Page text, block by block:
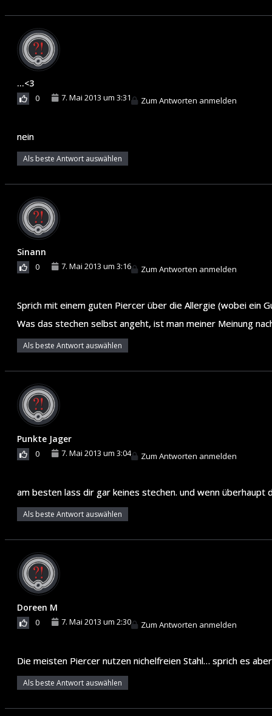
...<3
0 7. Mai 2013 um 3:31 Zum Antworten anmelden
nein
Als beste Antwort auswählen
Sinann
0 7. Mai 2013 um 3:16 Zum Antworten anmelden
Sprich mit einem guten Piercer über die Allergie (wobei ein
Was das stechen selbst angeht, ist man meiner Meinung
Als beste Antwort auswählen
Punkte Jager
0 7. Mai 2013 um 3:04 Zum Antworten anmelden
am besten lass dir gar keines stechen. und wenn überhaupt
Als beste Antwort auswählen
Doreen M
0 7. Mai 2013 um 2:30 Zum Antworten anmelden
Die meisten Piercer nutzen nichelfreien Stahl… sprich es
Als beste Antwort auswählen